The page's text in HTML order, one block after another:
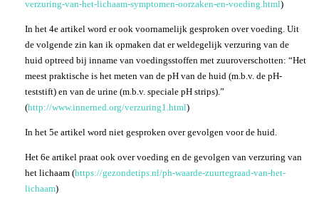
verzuring-van-het-lichaam-symptomen-oorzaken-en-voeding.html)
In het 4e artikel word er ook voornamelijk gesproken over voeding. Uit
de volgende zin kan ik opmaken dat er weldegelijk verzuring van de
huid optreed bij inname van voedingsstoffen met zuuroverschotten: “Het
meest praktische is het meten van de pH van de huid (m.b.v. de pH-
teststift) en van de urine (m.b.v. speciale pH strips).”
(http://www.innerned.org/verzuring1.html)
In het 5e artikel word niet gesproken over gevolgen voor de huid.
Het 6e artikel praat ook over voeding en de gevolgen van verzuring van
het lichaam (https://gezondetips.nl/ph-waarde-zuurtegraad-van-het-
lichaam)